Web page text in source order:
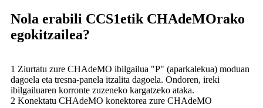
Nola erabili CCS1etik CHAdeMOrako
egokitzailea?
1 Ziurtatu zure CHAdeMO ibilgailua "P" (aparkalekua) moduan
dagoela eta tresna-panela itzalita dagoela. Ondoren, ireki
ibilgailuaren korronte zuzeneko kargatzeko ataka.
2 Konektatu CHAdeMO konektorea zure CHAdeMO